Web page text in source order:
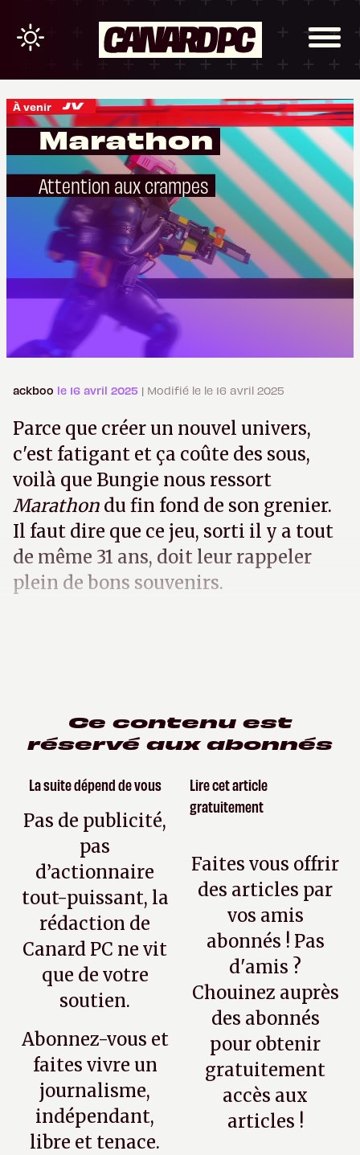
À venir
Marathon
Attention aux crampes
ackboo le 16 avril 2025 | Modifié le le 16 avril 2025
Parce que créer un nouvel univers,
c'est fatigant et ça coûte des sous,
voilà que Bungie nous ressort
Marathon du fin fond de son grenier.
Il faut dire que ce jeu, sorti il y a tout
de même 31 ans, doit leur rappeler
plein de bons souvenirs.
Ce contenu est
réservé aux abonnés
La suite dépend de vous
Pas de publicité,
pas
d’actionnaire
tout-puissant, la
rédaction de
Canard PC ne vit
que de votre
soutien.
Abonnez-vous et
faites vivre un
journalisme,
indépendant,
libre et tenace.
Lire cet article
gratuitement
Faites vous offrir
des articles par
vos amis
abonnés ! Pas
d'amis ?
Chouinez auprès
des abonnés
pour obtenir
gratuitement
accès aux
articles !